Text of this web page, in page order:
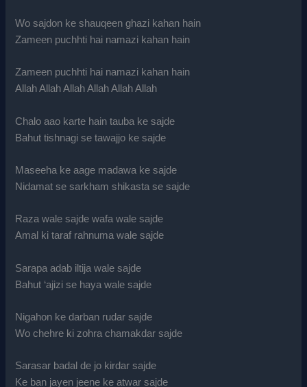
Wo sajdon ke shauqeen ghazi kahan hain
Zameen puchhti hai namazi kahan hain
Zameen puchhti hai namazi kahan hain
Allah Allah Allah Allah Allah Allah
Chalo aao karte hain tauba ke sajde
Bahut tishnagi se tawajjo ke sajde
Maseeha ke aage madawa ke sajde
Nidamat se sarkham shikasta se sajde
Raza wale sajde wafa wale sajde
Amal ki taraf rahnuma wale sajde
Sarapa adab iltija wale sajde
Bahut ‘ajizi se haya wale sajde
Nigahon ke darban rudar sajde
Wo chehre ki zohra chamakdar sajde
Sarasar badal de jo kirdar sajde
Ke ban jayen jeene ke atwar sajde